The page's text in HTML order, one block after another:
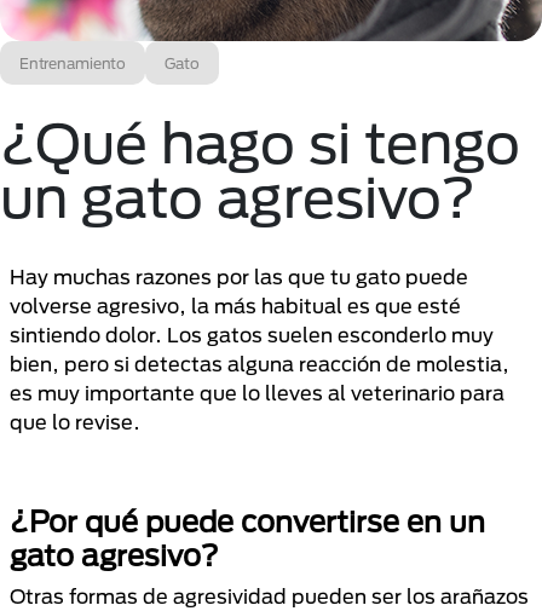
Entrenamiento Gato
¿Qué hago si tengo
un gato agresivo?
Hay muchas razones por las que tu gato puede
volverse agresivo, la más habitual es que esté
sintiendo dolor. Los gatos suelen esconderlo muy
bien, pero si detectas alguna reacción de molestia,
es muy importante que lo lleves al veterinario para
que lo revise.
¿Por qué puede convertirse en un
gato agresivo?
Otras formas de agresividad pueden ser los arañazos